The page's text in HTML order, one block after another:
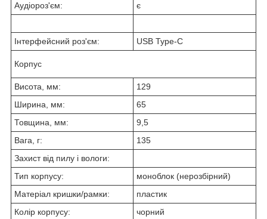
Аудіороз'єм:
є
Інтерфейсний роз'єм: USB Type-C
Корпус
Висота, мм:
129
Ширина, мм:
65
Товщина, мм:
9,5
Вага, г:
135
Захист від пилу і вологи:
Тип корпусу:
моноблок (нерозбірний)
Матеріал кришки/рамки:
пластик
Колір корпусу:
чорний